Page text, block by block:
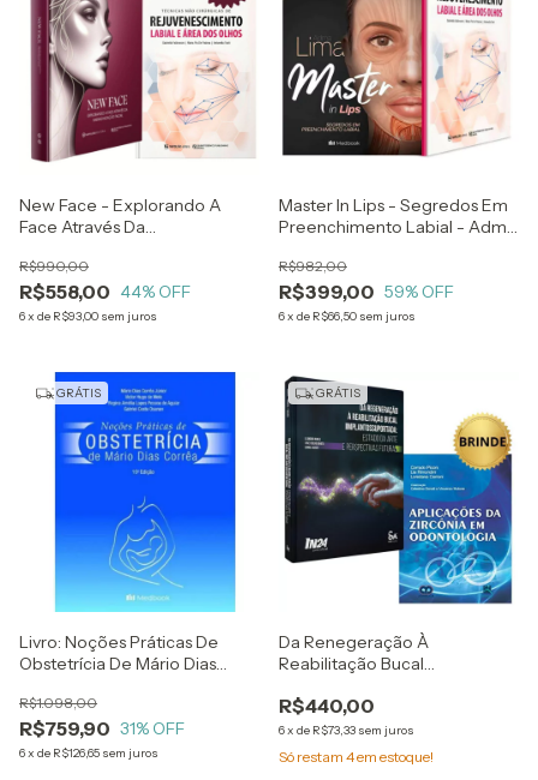
New Face - Explorando A
Face Através Da
Leme + Brinde: Técnicas Não
Cirúrgicas De
Rejuvenescimento Labial E
R$558,00
R$990,00
44% OFF
6x de R$93,00 sem juros
Master In Lips - Segredos Em
Preenchimento Labial - Adma
Cirúrgicas De
Rejuvenescimento Labial E
Área Dos Olhos - Antonella
R$399,00
R$982,00
59% OFF
6x de R$66,50 sem juros
GRÁTIS
Livro: Noções Práticas De
Obstetrícia De Mário Dias
R$759,90
R$1.098,00
31% OFF
6x de R$126,65 sem juros
GRÁTIS
Da Renegeração À
Reabilitação Bucal
Da Arte E Perspectivas Futuras
- Livro Oficial In 2024 + Brinde:
Aplicações Da Zircônia
R$440,00
6x de R$73,33 sem juros
Só restam 4em estoque!